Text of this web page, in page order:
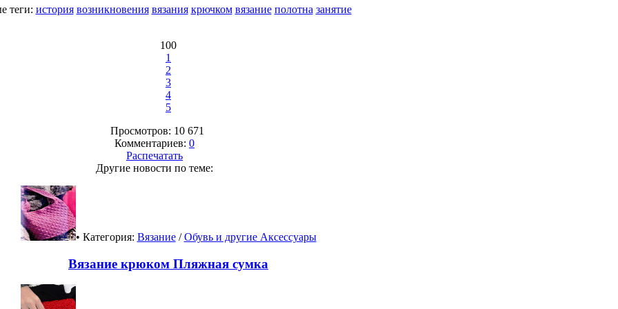
теги: история возникновения вязания крючком вязание полотна занятие
100
1
2
3
4
5
Просмотров: 10 671
Комментариев: 0
Распечатать
Другие новости по теме:
• Категория: Вязание/Обувь и другие Аксессуары
Вязание крюком Пляжная сумка